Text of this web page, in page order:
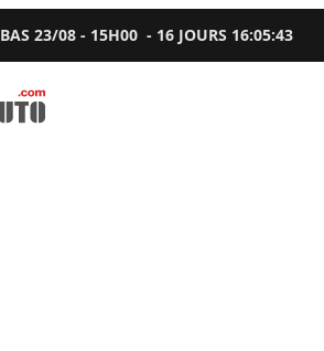
23/08 - 15H00 - 16 JOURS 16:05:43